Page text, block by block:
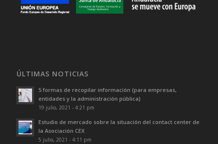
ÚLTIMAS NOTICIAS
5 formas de recopilar información (para empresas,
entidades y la administración pública)
19 julio, 2021 - 4:21 pm
Estudio de mercado sobre la situación del contact center de
la Asociación CEX
5 julio, 2021 - 4:11 pm